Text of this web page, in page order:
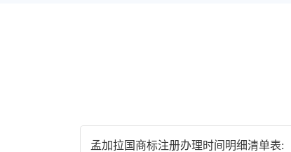
孟加拉国商标注册办理时间明细清单表: